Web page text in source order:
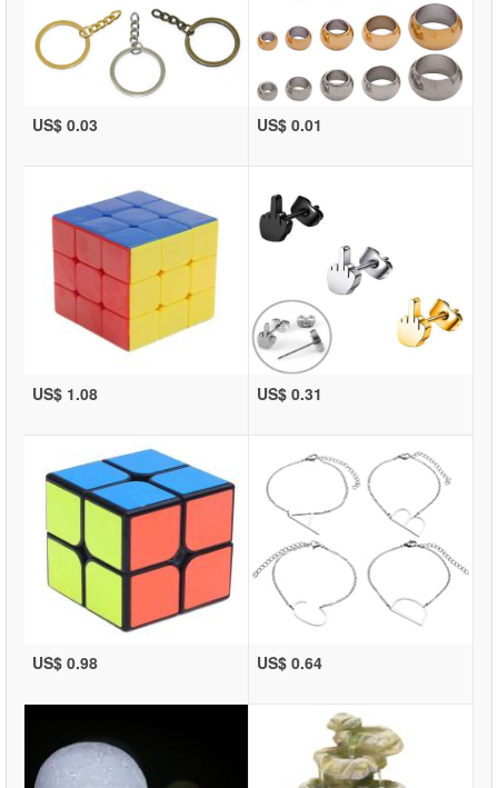
US$ 0.03 US$ 0.01
US$ 1.08 US$ 0.31
US$ 0.98 US$ 0.64